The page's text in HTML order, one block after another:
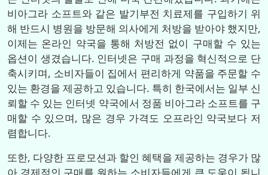
비아그라 소프트와 같은 발기부전 치료제를 구입하기 위
해 반드시 병원을 방문해 의사에게 처방을 받아야 했지만,
이제는 온라인 약국을 통해 처방전 없이 구매할 수 있는
옵션이 생겼습니다. 인터넷은 구매 과정을 혁신적으로 단
축시키며, 소비자들이 집에서 편리하게 약품을 주문할 수
있는 환경을 제공하고 있습니다. 특히 한국에서는 일부 신
뢰할 수 있는 인터넷 약국에서 정품 비아그라 소프트를 구
매할 수 있으며, 많은 경우 가격도 오프라인 약국보다 저
렴합니다.
또한, 다양한 프로모션과 할인 혜택을 제공하는 경우가 많